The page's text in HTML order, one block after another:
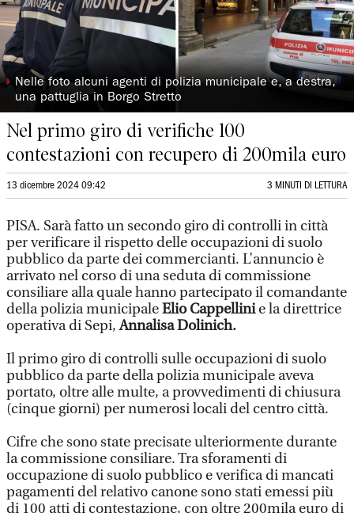
◗ Nelle foto alcuni agenti di polizia municipale e, a destra,
una pattuglia in Borgo Stretto
Nel primo giro di verifiche 100
contestazioni con recupero di 200mila euro
13 dicembre 2024 09:42 3 MINUTI DI LETTURA
PISA. Sarà fatto un secondo giro di controlli in città
per verificare il rispetto delle occupazioni di suolo
pubblico da parte dei commercianti. L’annuncio è
arrivato nel corso di una seduta di commissione
consiliare alla quale hanno partecipato il comandante
della polizia municipaleElio Cappellinie la direttrice
operativa di Sepi,Annalisa Dolinich.
Il primo giro di controlli sulle occupazioni di suolo
pubblico da parte della polizia municipale aveva
portato, oltre alle multe, a provvedimenti di chiusura
(cinque giorni) per numerosi locali del centro città.
Cifre che sono state precisate ulteriormente durante
la commissione consiliare. Tra sforamenti di
occupazione di suolo pubblico e verifica di mancati
pagamenti del relativo canone sono stati emessi più
di 100 atti di contestazione, con oltre 200mila euro di